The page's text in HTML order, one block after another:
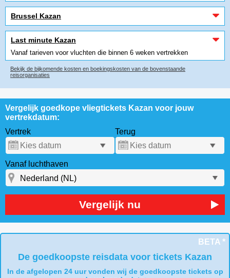
Brussel Kazan
Last minute Kazan
Vanaf tarieven voor vluchten die binnen 6 weken vertrekken
Bekijk de bijkomende kosten en boekingskosten van de bovenstaande
reisorganisaties
Vergelijk goedkope vliegtickets Kazan voor jouw
vertrekdatum:
Vertrek
Terug
Vanaf luchthaven
Vergelijk nu
BETA *
De goedkoopste reisdata voor tickets Kazan
In de afgelopen 24 uur vonden wij de goedkoopste tickets op